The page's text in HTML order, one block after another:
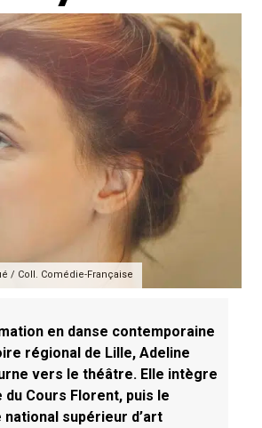
/ Coll. Comédie-Française
en danse contemporaine
régional de Lille, Adeline
vers le théâtre. Elle intègre
du Cours Florent, puis le
supérieur d’art